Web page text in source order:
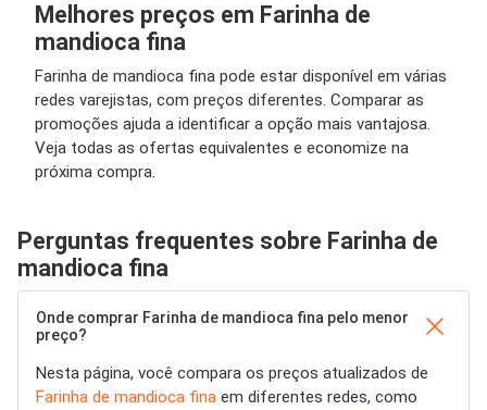
Melhores preços em Farinha de
mandioca fina
Farinha de mandioca fina pode estar disponível em várias
redes varejistas, com preços diferentes. Comparar as
promoções ajuda a identificar a opção mais vantajosa.
Veja todas as ofertas equivalentes e economize na
próxima compra.
Perguntas frequentes sobre Farinha de
mandioca fina
Onde comprar Farinha de mandioca fina pelo menor
preço?
Nesta página, você compara os preços atualizados de
Farinha de mandioca fina em diferentes redes, como